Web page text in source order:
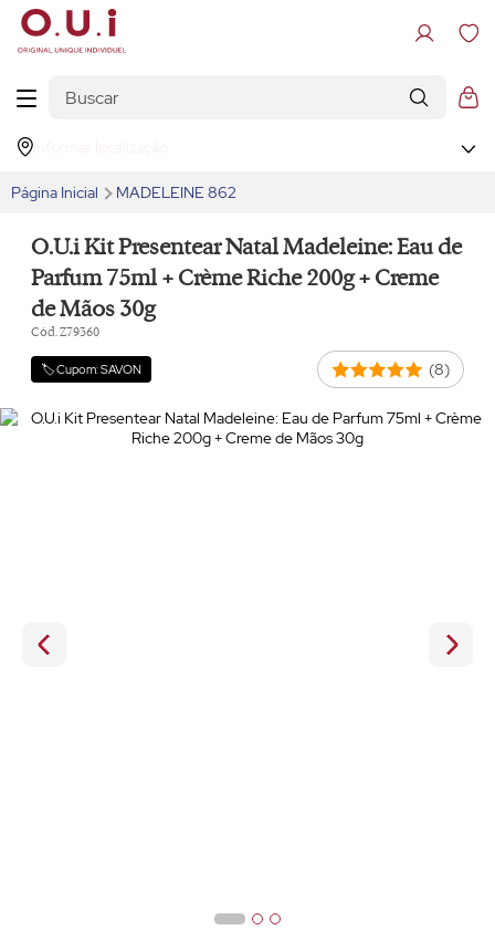
Página Inicial MADELEINE 862
O.U.i Kit Presentear Natal Madeleine: Eau de
Parfum 75ml + Crème Riche 200g + Creme
de Mãos 30g
Cód. Z79360
🏷️ Cupom: SAVON (8)